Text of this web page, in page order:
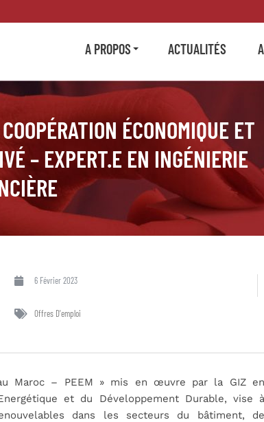
A PROPOS ACTUALITÉS
ÉCONOMIQUE ET
– EXPERT.E EN INGÉNIERIE
6 Février 2023
Offres D'emploi
Maroc – PEEM » mis en œuvre par la GIZ en
et du Développement Durable, vise à
dans les secteurs du bâtiment, de